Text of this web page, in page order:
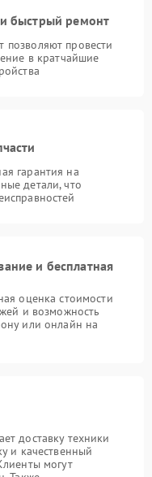
и быстрый ремонт
провести
в кратчайшие
гарантия на
детали, что
и бесплатная
оценка стоимости
и возможность
или онлайн на
доставку техники
и качественный
могут